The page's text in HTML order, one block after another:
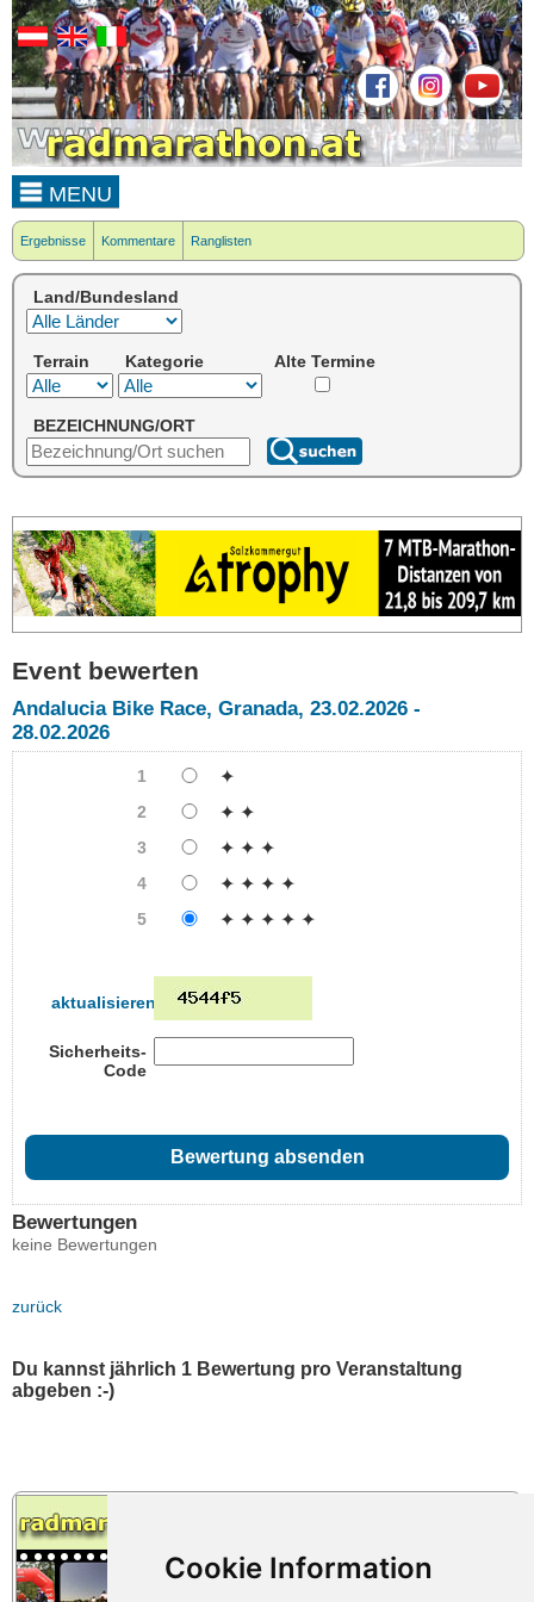
MENU
Ergebnisse Kommentare Ranglisten
Land/Bundesland
Terrain Kategorie Alte Termine
BEZEICHNUNG/ORT
Event bewerten
Andalucia Bike Race, Granada, 23.02.2026 -
28.02.2026
1 ✦
2 ✦ ✦
3 ✦ ✦ ✦
4 ✦ ✦ ✦ ✦
5 ✦ ✦ ✦ ✦ ✦
aktualisieren
Sicherheits-
Code
Bewertungen
keine Bewertungen
zurück
Du kannst jährlich 1 Bewertung pro Veranstaltung
abgeben :-)